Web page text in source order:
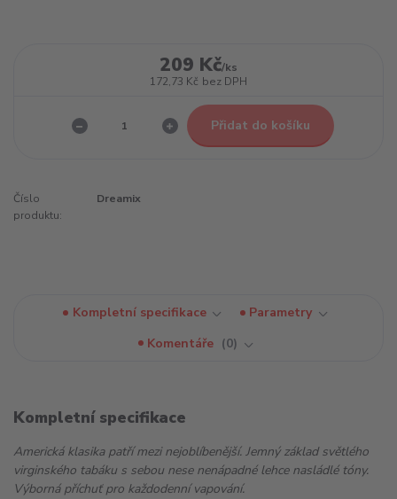
209 Kč/ks
172,73 Kč bez DPH
Přidat do košíku
Číslo
produktu:
Dreamix
Kompletní specifikace
Parametry
Komentáře
0
Kompletní specifikace
Americká klasika patří mezi nejoblíbenější. Jemný základ světlého
virginského tabáku s sebou nese nenápadné lehce nasládlé tóny.
Výborná příchuť pro každodenní vapování.